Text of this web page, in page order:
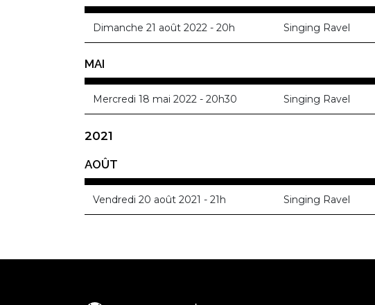
Dimanche 21 août 2022 - 20h Singing Ravel
MAI
Mercredi 18 mai 2022 - 20h30 Singing Ravel
2021
AOÛT
Vendredi 20 août 2021 - 21h Singing Ravel